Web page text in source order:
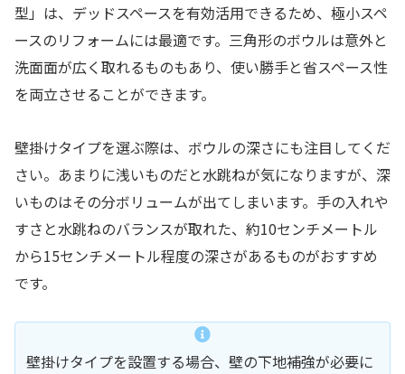
型」は、デッドスペースを有効活用できるため、極小スペ
ースのリフォームには最適です。三角形のボウルは意外と
洗面面が広く取れるものもあり、使い勝手と省スペース性
を両立させることができます。
壁掛けタイプを選ぶ際は、ボウルの深さにも注目してくだ
さい。あまりに浅いものだと水跳ねが気になりますが、深
いものはその分ボリュームが出てしまいます。手の入れや
すさと水跳ねのバランスが取れた、約10センチメートル
から15センチメートル程度の深さがあるものがおすすめ
です。
壁掛けタイプを設置する場合、壁の下地補強が必要に